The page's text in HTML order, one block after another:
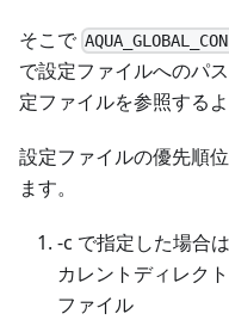
そこで
で設定ファイルへのパ
定ファイルを参照するよ
設定ファイルの優先順
ます。
-c で指定した場合
カレントディレク
ファイル